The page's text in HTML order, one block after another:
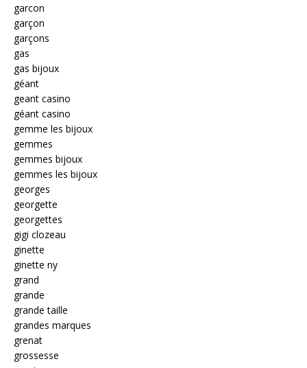
garcon
garçon
garçons
gas
gas bijoux
géant
geant casino
géant casino
gemme les bijoux
gemmes
gemmes bijoux
gemmes les bijoux
georges
georgette
georgettes
gigi clozeau
ginette
ginette ny
grand
grande
grande taille
grandes marques
grenat
grossesse